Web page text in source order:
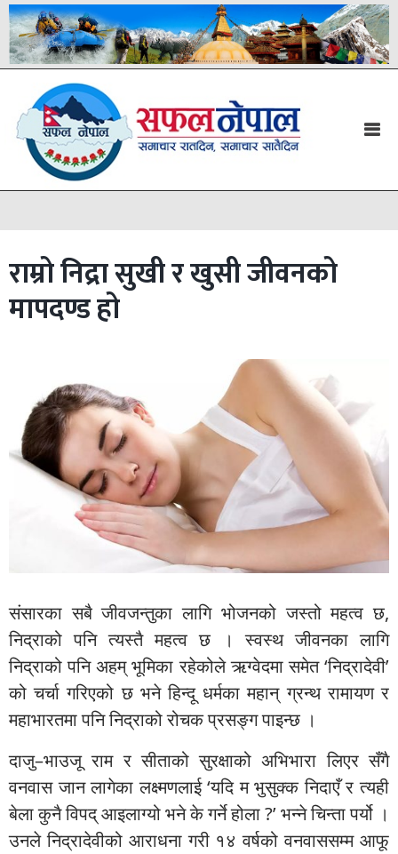
राम्रो निद्रा सुखी र खुसी जीवनको
मापदण्ड हो
संसारका सबै जीवजन्तुका लागि भोजनको जस्तो महत्व छ,
निद्राको पनि त्यस्तै महत्व छ । स्वस्थ जीवनका लागि
निद्राको पनि अहम् भूमिका रहेकोले ऋग्वेदमा समेत ‘निद्रादेवी’
को चर्चा गरिएको छ भने हिन्दू धर्मका महान् ग्रन्थ रामायण र
महाभारतमा पनि निद्राको रोचक प्रसङ्ग पाइन्छ ।
दाजु–भाउजू राम र सीताको सुरक्षाको अभिभारा लिएर सँगै
वनवास जान लागेका लक्ष्मणलाई ‘यदि म भुसुक्क निदाएँ र त्यही
बेला कुनै विपद् आइलाग्यो भने के गर्ने होला ?’ भन्ने चिन्ता पर्यो ।
उनले निद्रादेवीको आराधना गरी १४ वर्षको वनवाससम्म आफू